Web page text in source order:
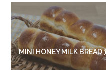
MINI HONEY MILK BREAD